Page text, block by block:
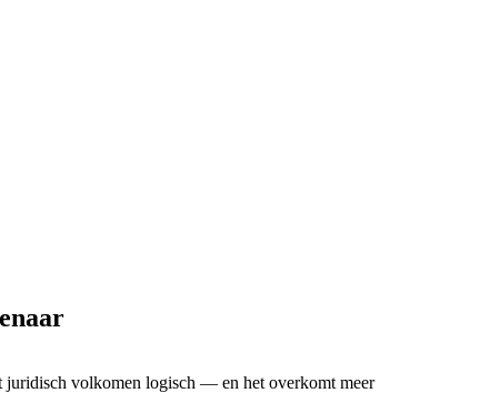
juridisch volkomen logisch — en het overkomt meer